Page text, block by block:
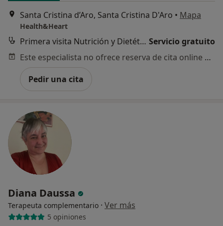
Santa Cristina d’Aro, Santa Cristina D'Aro • Mapa
Health&Heart
Primera visita Nutrición y Dietética Servicio gratuito
Este especialista no ofrece reserva de cita online en esta dirección.
Pedir una cita
Diana Daussa
Terapeuta complementario · Ver más
5 opiniones